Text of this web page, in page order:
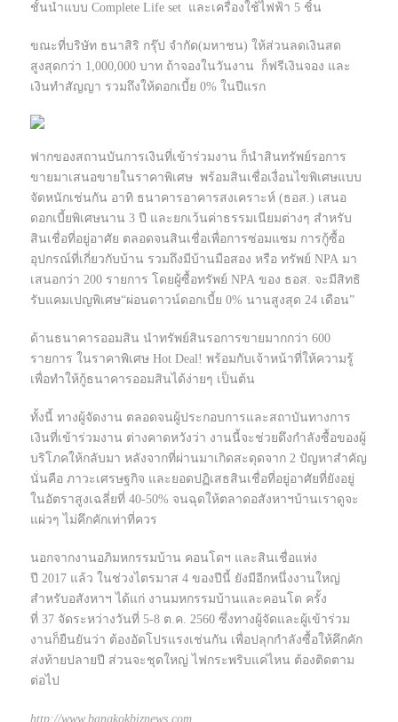
ชั้นนำแบบ Complete Life set และเครื่องใช้ไฟฟ้า 5 ชิ้น
ขณะที่บริษัท ธนาสิริ กรุ๊ป จำกัด(มหาชน) ให้ส่วนลดเงินสด
สูงสุดกว่า 1,000,000 บาท ถ้าจองในวันงาน ก็ฟรีเงินจอง และ
เงินทำสัญญา รวมถึงให้ดอกเบี้ย 0% ในปีแรก
ฟากของสถานบันการเงินที่เข้าร่วมงาน ก็นำสินทรัพย์รอการ
ขายมาเสนอขายในราคาพิเศษ พร้อมสินเชื่อเงื่อนไขพิเศษแบบ
จัดหนักเช่นกัน อาทิ ธนาคารอาคารสงเคราะห์ (ธอส.) เสนอ
ดอกเบี้ยพิเศษนาน 3 ปี และยกเว้นค่าธรรมเนียมต่างๆ สำหรับ
สินเชื่อที่อยู่อาศัย ตลอดจนสินเชื่อเพื่อการซ่อมแซม การกู้ซื้อ
อุปกรณ์ที่เกี่ยวกับบ้าน รวมถึงมีบ้านมือสอง หรือ ทรัพย์ NPA มา
เสนอกว่า 200 รายการ โดยผู้ซื้อทรัพย์ NPA ของ ธอส. จะมีสิทธิ
รับแคมเปญพิเศษ“ผ่อนดาวน์ดอกเบี้ย 0% นานสูงสุด 24 เดือน”
ด้านธนาคารออมสิน นำทรัพย์สินรอการขายมากกว่า 600
รายการ ในราคาพิเศษ Hot Deal! พร้อมกับเจ้าหน้าที่ให้ความรู้
เพื่อทำให้กู้ธนาคารออมสินได้ง่ายๆ เป็นต้น
ทั้งนี้ ทางผู้จัดงาน ตลอดจนผู้ประกอบการและสถาบันทางการ
เงินที่เข้าร่วมงาน ต่างคาดหวังว่า งานนี้จะช่วยดึงกำลังซื้อของผู้
บริโภคให้กลับมา หลังจากที่ผ่านมาเกิดสะดุดจาก 2 ปัญหาสำคัญ
นั่นคือ ภาวะเศรษฐกิจ และยอดปฏิเสธสินเชื่อที่อยู่อาศัยที่ยังอยู่
ในอัตราสูงเฉลี่ยที่ 40-50% จนฉุดให้ตลาดอสังหาฯบ้านเราดูจะ
แผ่วๆ ไม่คึกคักเท่าที่ควร
นอกจากงานอภิมหกรรมบ้าน คอนโดฯ และสินเชื่อแห่ง
ปี 2017 แล้ว ในช่วงไตรมาส 4 ของปีนี้ ยังมีอีกหนึ่งงานใหญ่
สำหรับอสังหาฯ ได้แก่ งานมหกรรมบ้านและคอนโด ครั้ง
ที่ 37 จัดระหว่างวันที่ 5-8 ต.ค. 2560 ซึ่งทางผู้จัดและผู้เข้าร่วม
งานก็ยืนยันว่า ต้องอัดโปรแรงเช่นกัน เพื่อปลุกกำลังซื้อให้คึกคัก
ส่งท้ายปลายปี ส่วนจะชุดใหญ่ ไฟกระพริบแค่ไหน ต้องติดตาม
ต่อไป
http://www.bangkokbiznews.com